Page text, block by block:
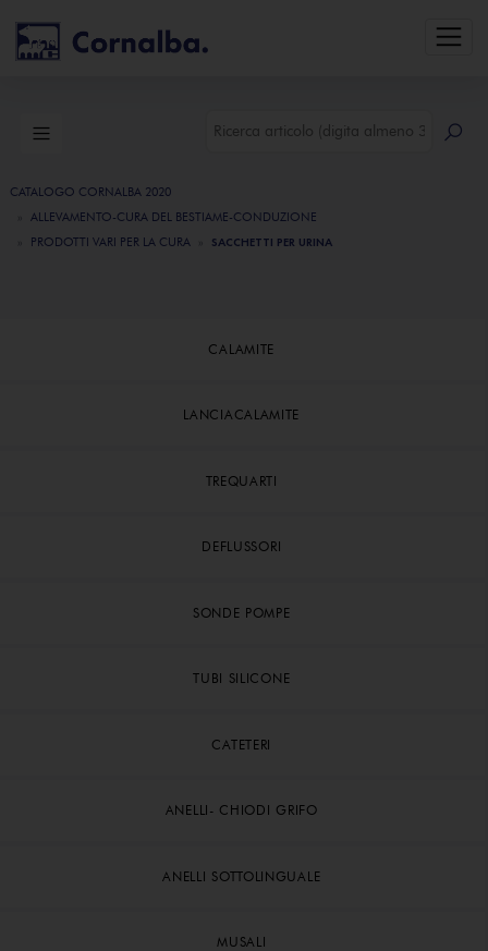
CATALOGO CORNALBA 2020
ALLEVAMENTO-CURA DEL BESTIAME-CONDUZIONE
PRODOTTI VARI PER LA CURA
SACCHETTI PER URINA
CALAMITE
LANCIACALAMITE
TREQUARTI
DEFLUSSORI
SONDE POMPE
TUBI SILICONE
CATETERI
ANELLI- CHIODI GRIFO
ANELLI SOTTOLINGUALE
MUSALI